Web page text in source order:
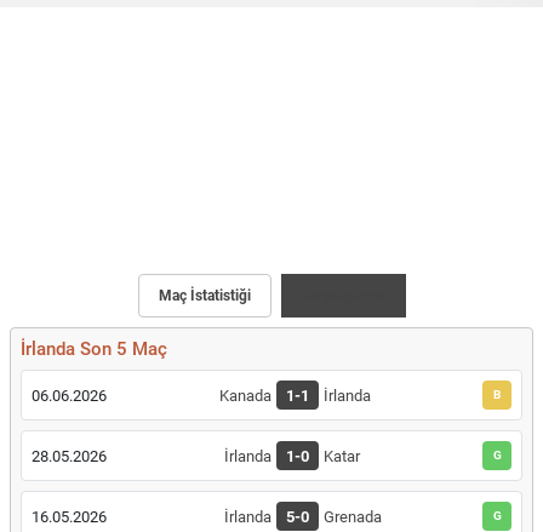
Maç İstatistiği
İrlanda Son 5 Maç
06.06.2026 Kanada 1-1 İrlanda B
28.05.2026 İrlanda 1-0 Katar G
16.05.2026 İrlanda 5-0 Grenada G